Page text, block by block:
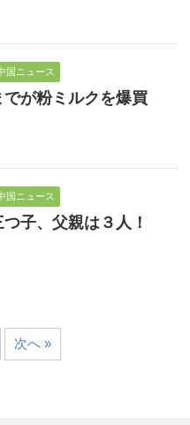
国ニュース
が粉ミルクを爆買
国ニュース
子、父親は３人！
次へ »